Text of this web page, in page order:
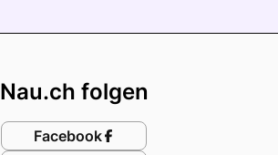
Nau.ch folgen
Facebook